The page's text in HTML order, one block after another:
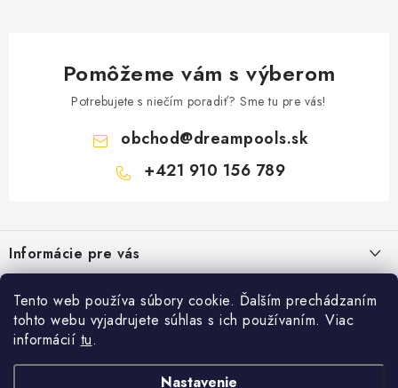
Tento web používa súbory cookie. Ďalším prechádzaním
tohto webu vyjadrujete súhlas s ich používaním. Viac
informácií tu.
Nastavenie
Pomôžeme vám s výberom
Potrebujete s niečím poradiť? Sme tu pre vás!
obchod@dreampools.sk
+421 910 156 789
p
ä
Informácie pre vás
Reklamačný poriadok
Facebook
Prihlásenie